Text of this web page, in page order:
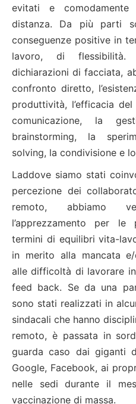
evitati e
distanza. Da più parti
conseguenze positive in
lavoro, di
dichiarazioni di facciata,
confronto diretto,
produttività, l’efficacia
comunicazione, la
brainstorming, la
solving, la condivisione e
Laddove siamo stati
percezione dei
remoto, abbiamo
l’apprezzamento per le
termini di equilibri vita-
in merito alla mancata
alle difficoltà di lavorare
feed back. Se da una
sono stati realizzati in
sindacali che hanno
remoto, è passata in
guarda caso dai giganti
Google, Facebook, ai
nelle sedi durante il
vaccinazione di massa.